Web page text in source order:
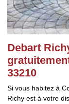
Debart
33210
Si vous habitez à
Richy est à votre